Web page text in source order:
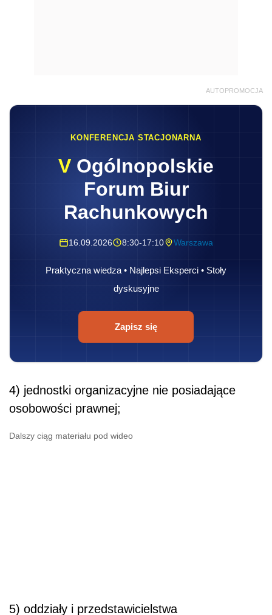
AUTOPROMOCJA
KONFERENCJA STACJONARNA
V Ogólnopolskie
Forum Biur
Rachunkowych
16.09.2026 8:30-17:10 Warszawa
Praktyczna wiedza • Najlepsi Eksperci • Stoły
dyskusyjne
Zapisz się
4) jednostki organizacyjne nie posiadające
osobowości prawnej;
Dalszy ciąg materiału pod wideo
5) oddziały i przedstawicielstwa